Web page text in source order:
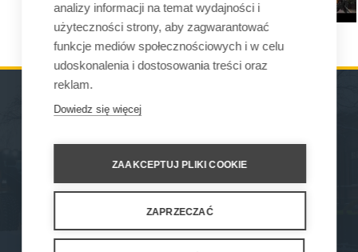
MASZYNY
OSPRZĘT
SERWIS ORAZ WSPARCIE
KONTAKT
Privacy StatementPrivacy Policy
Cookie Settings
analizy informacji na temat wydajności i
użyteczności strony, aby zagwarantować
funkcje mediów społecznościowych i w celu
udoskonalenia i dostosowania treści oraz
reklam.
Dowiedz się więcej
ZAAKCEPTUJ PLIKI COOKIE
ZAPRZECZAĆ